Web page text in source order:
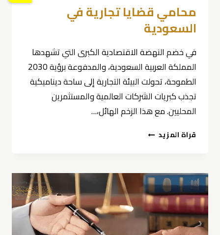
محامي قضايا تجارية في
السعودية
في خضم النهضة الاقتصادية الكبرى التي تشهدها
المملكة العربية السعودية، والمدفوعة برؤية 2030
الطموحة، تحولت البيئة التجارية إلى ساحة ديناميكية
تجذب كبريات الشركات العالمية والمستثمرين
المحليين. مع هذا الزخم الهائل،…
قراة المزيد محامي
السعودية